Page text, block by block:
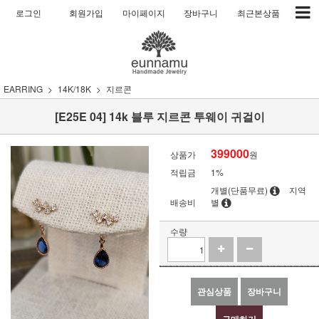
로그인 회원가입 마이페이지 장바구니 최근본상품
EARRING 14K/18K 지르콘
[E25E 04] 14k 블루 지르콘 투웨이 귀걸이
상품가 399000원
적립금
1%
배송비
개별(단품무료)
지역
별
수량
관심상품 장바구니